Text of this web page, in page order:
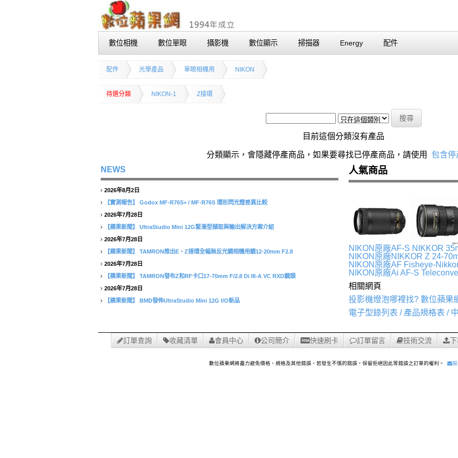
數位相機 數位單眼 攝影機 數位顯示 掃描器 Energy 配件
配件 光學產品 單眼相機用 NIKON
待選分類 NIKON-1 Z接環
目前這個分類沒有產品
分類顯示，會隱藏停產商品，如果要尋找已停產商品，請使用 包含停
NEWS
2026年8月2日
【實測報告】
Godox MF-R76S+ / MF-R76S 環形閃光燈差異比較
2026年7月28日
【蘋果新聞】
UltraStudio Mini 12G緊湊型擷取與輸出解決方案介紹
2026年7月28日
【蘋果新聞】
TAMRON推出E、Z接環全幅無反光鏡相機用鏡12-20mm F2.8
2026年7月28日
【蘋果新聞】
TAMRON發布Z和RF卡口17-70mm F/2.8 Di III-A VC RXD鏡頭
2026年7月28日
【蘋果新聞】
BMD發佈UltraStudio Mini 12G I/O新品
人氣商品
NIKON原廠AF-S NIKKOR
NIKON原廠NIKKOR Z 24-
NIKON原廠AF Fisheye-
NIKON原廠Ai AF-S
相關網頁
投影機燈泡哪裡找? 數位蘋果
電子型錄列表 / 產品規格表 /
訂單查詢 收藏清單 會員中心 公司簡介 快速刷卡 訂單留言 技術交流
數位蘋果網將盡力避免價格、規格及其他錯誤，若發生不慎的錯誤，保留拒絕因此等錯誤之訂單的權利。